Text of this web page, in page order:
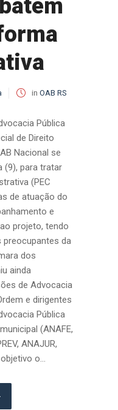
in OAB RS
Pública
de Direito
Nacional se
(9), para tratar
(PEC
de atuação do
e
projeto, tendo
da
dos
ainda
de Advocacia
e dirigentes
Pública
(ANAFE,
ANAJUR,
o...